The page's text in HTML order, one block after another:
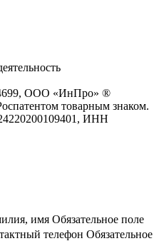
ООО «ИнПро» ®
товарным знаком.
ИНН
имя Обязательное поле
телефон Обязательное